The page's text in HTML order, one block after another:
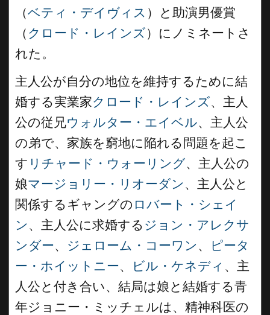
（ベティ・デイヴィス ）と助演男優賞
（ クロード・レインズ）にノミネートさ
れた。
主人公が自分の地位を維持するために結
婚する実業家クロード・レインズ、主人
公の従兄ウォルター・エイベル、主人公
の弟で、家族を窮地に陥れる問題を起こ
す リチャード・ウォーリング、主人公の
娘マージョリー・リオーダン 、主人公と
関係するギャングの ロバート・シェイ
ン 、主人公に求婚する ジョン・アレクサ
ンダー、 ジェローム・コーワン 、
ピータ
ー・ホイットニー、 ビル・ケネディ 、主
人公と付き合い、結局は娘と結婚する青
年ジョニー・ミッチェルは、精神科医の